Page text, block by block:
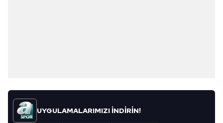
UYGULAMALARIMIZI İNDİRİN!